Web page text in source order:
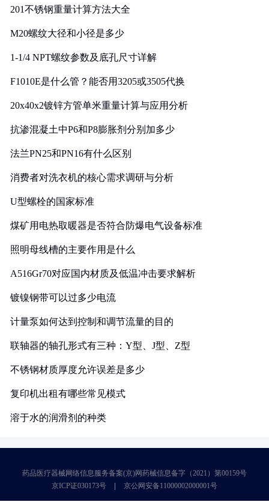
201不锈钢重量计算方法大全
M20螺纹大径和小径是多少
1-1/4 NPT螺纹参数及底孔尺寸详解
F1010E是什么管？能否用3205或3505代换
20x40x2镀锌方管单米重量计算与应用分析
抗渗混凝土中P6和P8膨胀剂分别加多少
法兰PN25和PN16有什么区别
消费者对洗衣机的核心需求调研与分析
U型螺栓的国家标准
煤矿用电热取暖器是否符合防爆电气设备标准
照明母线槽的主要作用是什么
A516Gr70对应国内材质及低温冲击要求解析
镀镍钢带可以过多少电流
计量泵如何达到控制和调节流量的目的
联轴器的轴孔形式有三种：Y型、J型、Z型
不锈钢材质厚度允许误差是多少
复印机出租有哪些常见模式
溶于水的润滑剂的种类
药品医疗器械网络信息服务备案(京)网药械信息备字（2021）第00159号
京ICP证030173号
京公网安备11000002000001号